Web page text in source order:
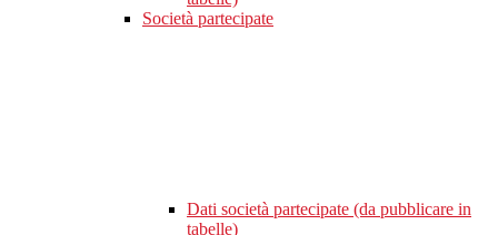
Società partecipate
Dati società partecipate (da pubblicare in
tabelle)